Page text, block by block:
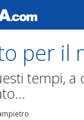
per il
tempi,